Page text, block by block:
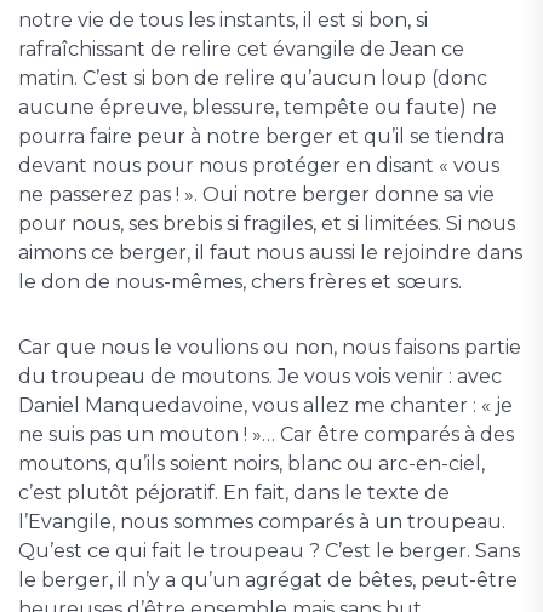
notre vie de tous les instants, il est si bon, si
rafraîchissant de relire cet évangile de Jean ce
matin. C’est si bon de relire qu’aucun loup (donc
aucune épreuve, blessure, tempête ou faute) ne
pourra faire peur à notre berger et qu’il se tiendra
devant nous pour nous protéger en disant « vous
ne passerez pas ! ». Oui notre berger donne sa vie
pour nous, ses brebis si fragiles, et si limitées. Si nous
aimons ce berger, il faut nous aussi le rejoindre dans
le don de nous-mêmes, chers frères et sœurs.
Car que nous le voulions ou non, nous faisons partie
du troupeau de moutons. Je vous vois venir : avec
Daniel Manquedavoine, vous allez me chanter : « je
ne suis pas un mouton ! »… Car être comparés à des
moutons, qu’ils soient noirs, blanc ou arc-en-ciel,
c’est plutôt péjoratif. En fait, dans le texte de
l’Evangile, nous sommes comparés à un troupeau.
Qu’est ce qui fait le troupeau ? C’est le berger. Sans
le berger, il n’y a qu’un agrégat de bêtes, peut-être